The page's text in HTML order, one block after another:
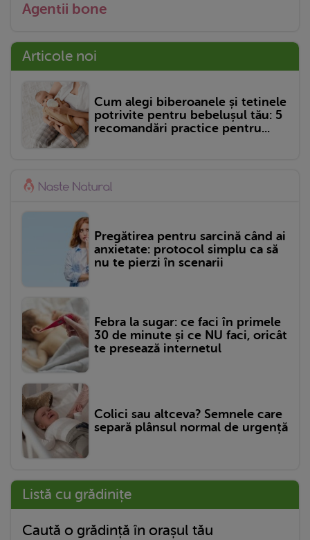
Agentii bone
Articole noi
Cum alegi biberoanele și tetinele
potrivite pentru bebelușul tău: 5
recomandări practice pentru...
Pregătirea pentru sarcină când ai
anxietate: protocol simplu ca să
nu te pierzi în scenarii
Febra la sugar: ce faci în primele
30 de minute și ce NU faci, oricât
te presează internetul
Colici sau altceva? Semnele care
separă plânsul normal de urgență
Listă cu grădinițe
Caută o grădință în orașul tău